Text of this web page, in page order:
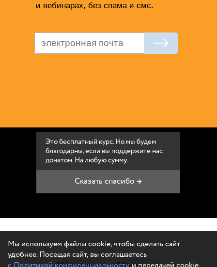
и вебинарах, без спама и смс.
Это бесплатный курс. Но мы будем
благодарны, если вы поддержите нас
донатом. На любую сумму.
Сказать спасибо →
Поделиться Поделиться
Мы используем файлы cookie, чтобы сделать сайт
удобнее. Посещая сайт, вы соглашаетесь